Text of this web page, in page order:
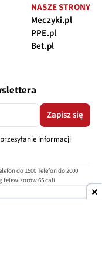
NASZE STRONY
Meczyki.pl
PPE.pl
Bet.pl
Zapisz się
informacji
do 1500Telefon do 2000
telewizorów 65 cali